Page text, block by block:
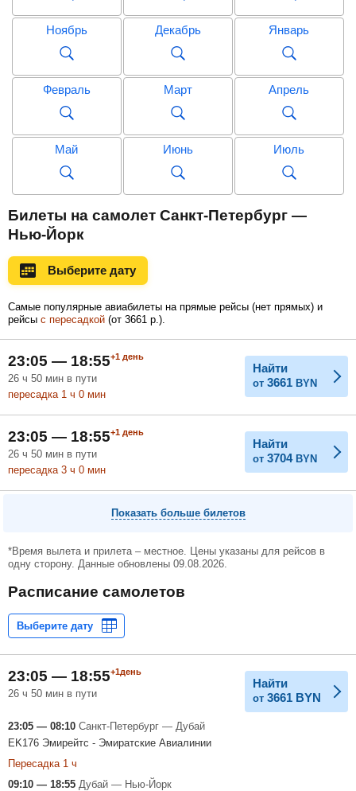
Ноябрь Декабрь Январь
Февраль Март Апрель
Май Июнь Июль
Сентябрь
Ноябрь
Февраль Март
Май Июль
Билеты на самолет Санкт-Петербург —
Нью-Йорк
Выберите дату
Самые популярные авиабилеты на прямые рейсы (нет прямых) и
рейсы с пересадкой (от 3661 р. ).
23:05 — 18:55+1 день
26 ч 50 мин в пути
пересадка 1 ч 0 мин
Найти
от 3661 BYN
23:05 — 18:55+1 день
26 ч 50 мин в пути
пересадка 3 ч 0 мин
Найти
от 3704 BYN
Показать больше билетов
*Время вылета и прилета – местное. Цены указаны для рейсов в
одну сторону. Данные обновлены 09.08.2026.
Расписание самолетов
23:05 — 18:55+1день
26 ч 50 мин в пути
Найти
от 3661 BYN
23:05 — 08:10 Санкт-Петербург — Дубай
EK176 Эмирейтс - Эмиратские Авиалинии
Пересадка 1 ч
09:10 — 18:55 Дубай — Нью-Йорк